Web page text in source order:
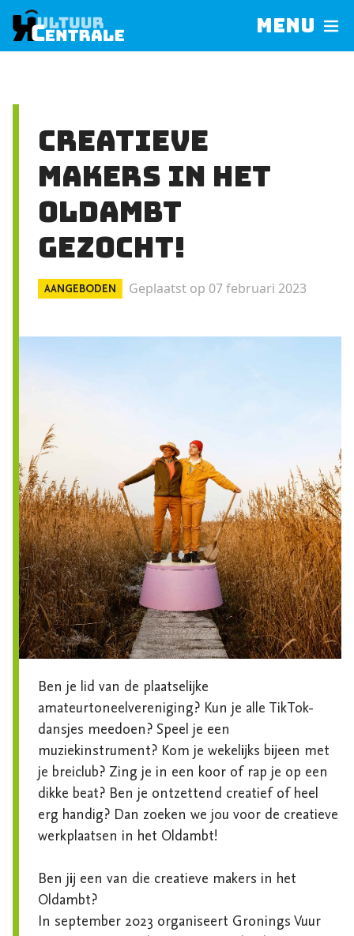
Menu
Creatieve
makers in het
Oldambt
gezocht!
AANGEBODEN Geplaatst op 07 februari 2023
Ben je lid van de plaatselijke
amateurtoneelvereniging? Kun je alle TikTok-
dansjes meedoen? Speel je een
muziekinstrument? Kom je wekelijks bijeen met
je breiclub? Zing je in een koor of rap je op een
dikke beat? Ben je ontzettend creatief of heel
erg handig? Dan zoeken we jou voor de creatieve
werkplaatsen in het Oldambt!
Ben jij een van die creatieve makers in het
Oldambt?
In september 2023 organiseert Gronings Vuur